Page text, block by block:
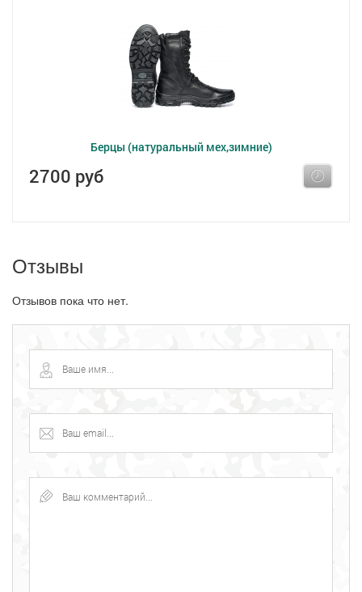
Берцы (натуральный мех,зимние)
2700 руб
Отзывы
Отзывов пока что нет.